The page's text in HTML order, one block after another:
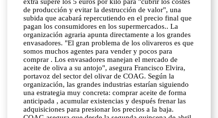
de producción y evitar la destrucción de valor", una
subida que acabará repercutiendo en el precio final que
pagan los consumidores en los supermercados.. La
organización agraria apunta directamente a los grandes
envasadores. "El gran problema de los olivareros es que
somos muchos agentes para vender y pocos para
comprar . Los envasadores manejan el mercado de
aceite de oliva a su antojo", asegura Francisco Elvira,
portavoz del sector del olivar de COAG. Según la
organización, las grandes industrias estarían siguiendo
una estrategia muy concreta: comprar aceite de forma
anticipada , acumular existencias y después frenar las
adquisiciones para presionar los precios a la baja.